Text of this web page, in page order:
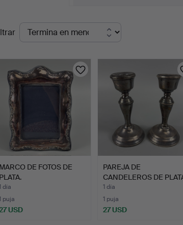
Subastas
MARCO DE FOTOS DE
PLATA.
día
puja
USD
PAREJA DE
CANDELEROS DE
1 día
1 puja
27 USD